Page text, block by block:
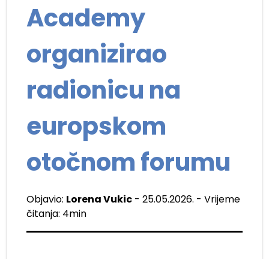
Academy
organizirao
radionicu na
europskom
otočnom forumu
Objavio: Lorena Vukic - 25.05.2026. - Vrijeme
čitanja: 4min